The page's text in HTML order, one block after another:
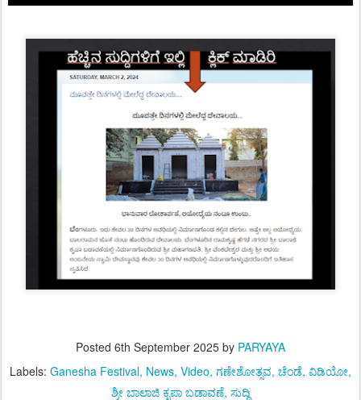
Posted 6th September 2025 by PARYAYA
Labels: Ganesha Festival News Video ಗಣೇಶೋತ್ಸವ ಚೆಂಡೆ ವಿಡಿಯೋ
ಶ್ರೀ ಬಾಲಾಜಿ ಕೃಪಾ ಬಡಾವಣೆ ಸುದ್ದಿ